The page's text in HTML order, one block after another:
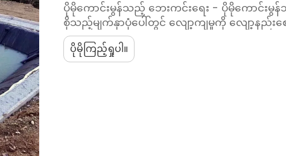
ပိုမိုကောင်းမွန်သည့် ဘေးကင်းရေး - ပိုမိုကောင်း
စိုသည့်မျက်နှာပုံပေါ်တွင် လျော့ကျမှုကို လျော့နည်း
များသည် စိုသည့်အခါတွင်ပါ ကိုင်ထားနိုင်သည့် အမှ
သည့် ပုံစံများကို ပါဝင်ပါသည်။ ထိုသို့ဖြင့် လျော့ကျ
ပိုမိုကြည့်ရှုပါ။